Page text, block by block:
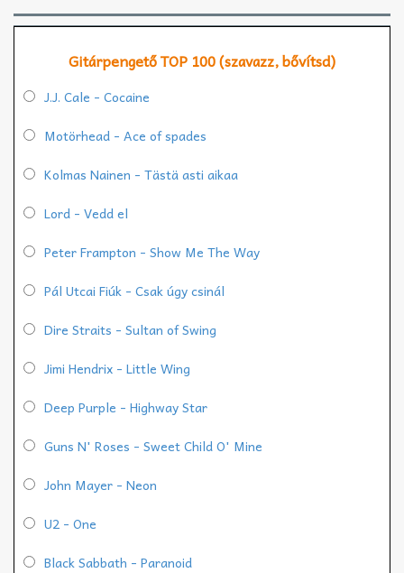
Gitárpengető TOP 100 (szavazz, bővítsd)
J.J. Cale - Cocaine
Motörhead - Ace of spades
Kolmas Nainen - Tästä asti aikaa
Lord - Vedd el
Peter Frampton - Show Me The Way
Pál Utcai Fiúk - Csak úgy csinál
Dire Straits - Sultan of Swing
Jimi Hendrix - Little Wing
Deep Purple - Highway Star
Guns N' Roses - Sweet Child O' Mine
John Mayer - Neon
U2 - One
Black Sabbath - Paranoid